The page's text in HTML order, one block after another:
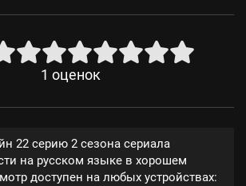
1 оценок
22 серию 2 сезона сериала
на русском языке в хорошем
доступен на любых устройствах: